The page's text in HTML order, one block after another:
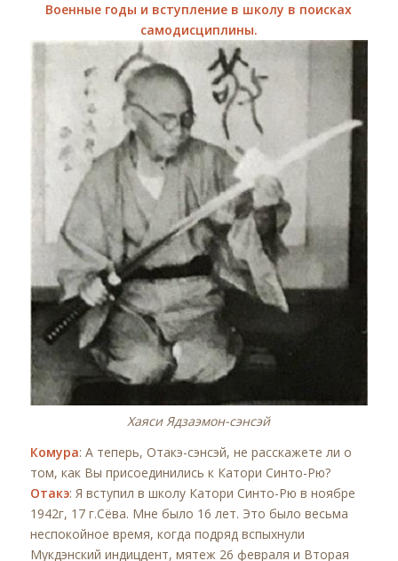
Военные годы и вступление в школу в поисках
самодисциплины.
Хаяси Ядзаэмон-сэнсэй
Комура: А теперь, Отакэ-сэнсэй, не расскажете ли о
том, как Вы присоединились к Катори Синто-Рю?
Отакэ: Я вступил в школу Катори Синто-Рю в ноябре
1942г, 17 г.Сёва. Мне было 16 лет. Это было весьма
неспокойное время, когда подряд вспыхнули
Мукдэнский индицдент, мятеж 26 февраля и Вторая